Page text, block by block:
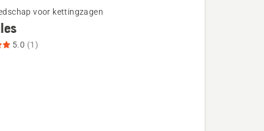
voor kettingzagen
5.0 (1)